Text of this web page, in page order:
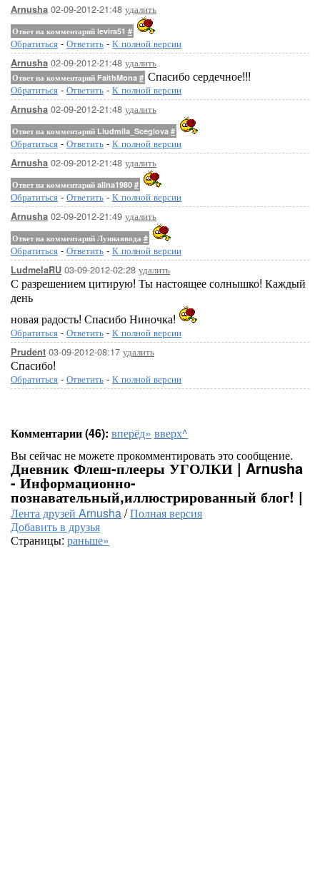
Arnusha 02-09-2012-21:48 удалить
Ответ на комментарий levira51 #
Обратиться - Ответить - К полной версии
Arnusha 02-09-2012-21:48 удалить
Ответ на комментарий FaithMona # Спасибо сердечное!!!
Обратиться - Ответить - К полной версии
Arnusha 02-09-2012-21:48 удалить
Ответ на комментарий Liudmila_Sceglova #
Обратиться - Ответить - К полной версии
Arnusha 02-09-2012-21:48 удалить
Ответ на комментарий alina1980 #
Обратиться - Ответить - К полной версии
Arnusha 02-09-2012-21:49 удалить
Ответ на комментарий Луннаявода #
Обратиться - Ответить - К полной версии
LudmelaRU 03-09-2012-02:28 удалить
С разрешением цитирую! Ты настоящее солнышко! Каждый
день
новая радость! Спасибо Ниночка!
Обратиться - Ответить - К полной версии
Prudent 03-09-2012-08:17 удалить
Спасибо!
Обратиться - Ответить - К полной версии
Комментарии (46): вперёд» вверх^
Вы сейчас не можете прокомментировать это сообщение.
Дневник Флеш-плееры УГОЛКИ | Arnusha
- Информационно-
познавательный,иллюстрированный блог! |
Лента друзей Arnusha/Полная версия
Добавить в друзья
Страницы: раньше»